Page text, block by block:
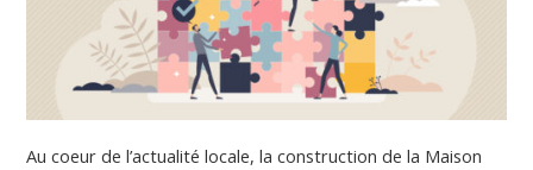
Au coeur de l’actualité locale, la construction de la Maison